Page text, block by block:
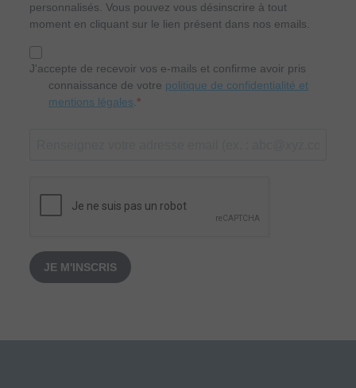
personnalisés. Vous pouvez vous désinscrire à tout
moment en cliquant sur le lien présent dans nos emails.
J'accepte de recevoir vos e-mails et confirme avoir pris
connaissance de votre politique de confidentialité et
mentions légales.
JE M'INSCRIS